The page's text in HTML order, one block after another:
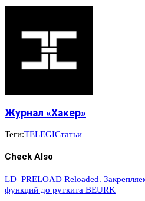
Журнал «Хакер»
Теги:TELEGIСтатьи
Check Also
LD_PRELOAD Reloaded.
функций до руткита BEURK